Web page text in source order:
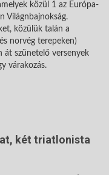
közül 1 az Európa-
Világnbajnokság.
közülük talán a
norvég terepeken)
át szünetelő versenyek
várakozás.
két triatlonista